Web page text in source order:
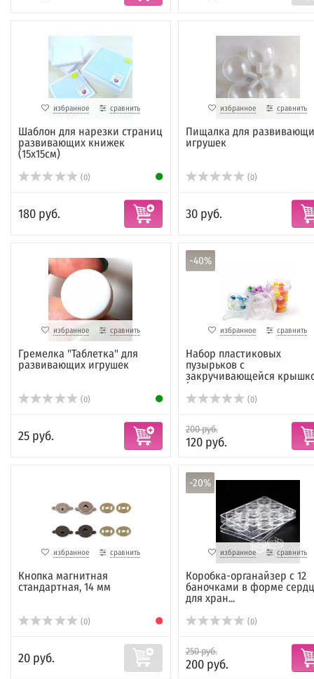
избранное сравнить
Шаблон для нарезки страниц
развивающих книжек
(15х15см)
(0)
180 руб.
избранное сравнить
Пищалка для
игрушек
(0)
30 руб.
избранное сравнить
Гремелка "Таблетка" для
развивающих игрушек
(0)
25 руб.
-40%
избранное сравнить
Набор пластиковых
пузырьков с
закручивающейся
(кр...
(0)
200 руб.
120 руб.
избранное сравнить
Кнопка магнитная
стандартная, 14 мм
(0)
20 руб.
-20%
избранное сравнить
Коробка-органайзер с 12
баночками в форме
для хран...
(0)
250 руб.
200 руб.